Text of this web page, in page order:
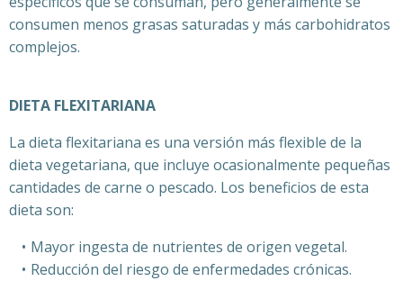
consumen menos grasas saturadas y más carbohidratos
complejos.
DIETA FLEXITARIANA
La dieta flexitariana es una versión más flexible de la
dieta vegetariana, que incluye ocasionalmente pequeñas
cantidades de carne o pescado. Los beneficios de esta
dieta son:
Mayor ingesta de nutrientes de origen vegetal.
Reducción del riesgo de enfermedades crónicas.